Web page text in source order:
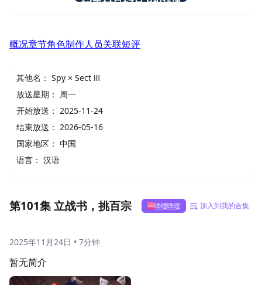
概况章节角色制作人员关联短评
其他名： Spy × Sect Ⅲ
放送星期：
周一
开始放送： 2025-11-24
结束放送： 2026-05-16
国家地区： 中国
语言： 汉语
第101集 立战书，挑百宗 哔哩哔哩 加入到我的合集
2025年11月24日 • 7分钟
暂无简介